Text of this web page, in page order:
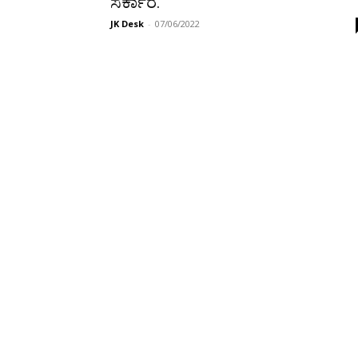
JK Desk - 07/06/2022